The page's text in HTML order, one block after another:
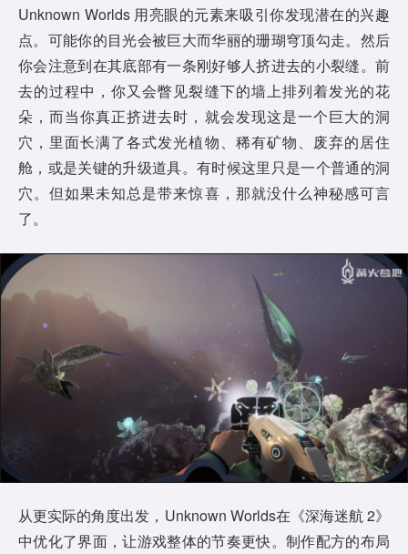
Unknown Worlds 用亮眼的元素来吸引你发现潜在的兴趣
点。可能你的目光会被巨大而华丽的珊瑚穹顶勾走。然后
你会注意到在其底部有一条刚好够人挤进去的小裂缝。前
去的过程中，你又会瞥见裂缝下的墙上排列着发光的花
朵，而当你真正挤进去时，就会发现这是一个巨大的洞
穴，里面长满了各式发光植物、稀有矿物、废弃的居住
舱，或是关键的升级道具。有时候这里只是一个普通的洞
穴。但如果未知总是带来惊喜，那就没什么神秘感可言
了。
从更实际的角度出发，Unknown Worlds在《深海迷航 2》
中优化了界面，让游戏整体的节奏更快。制作配方的布局